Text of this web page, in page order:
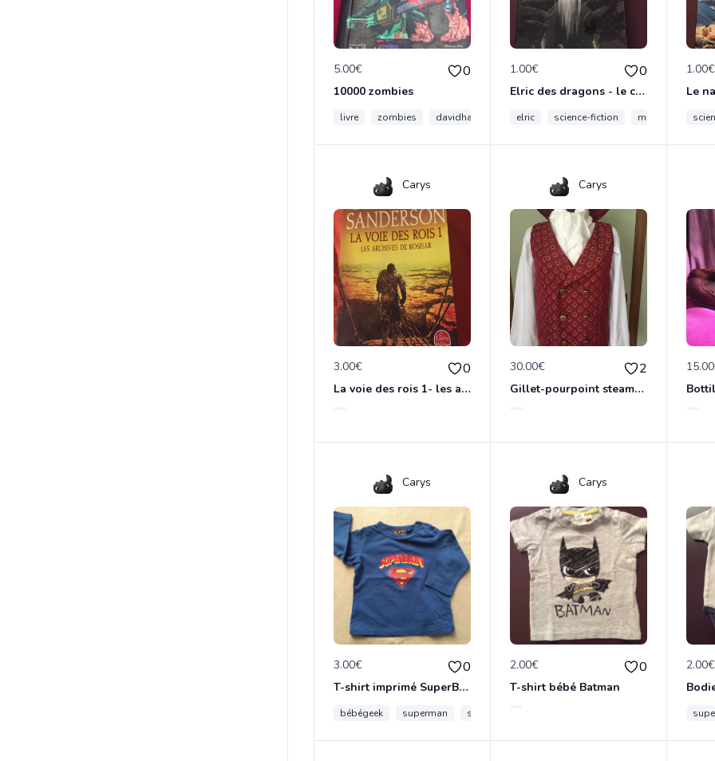
5.00€ 0
10000 zombies
livre zombies davidhartman halloween
1.00€ 0
Elric des dragons - le cycle d’Elric
elric science-fiction moorcock
1.00€
Carys
3.00€ 0
La voie des rois 1- les archives de Roshar- Brandon Sanderson
Carys
30.00€ 2
Gillet-pourpoint steampunk victorien - taille L
Carys
3.00€ 0
T-shirt imprimé SuperBaby
bébégeek superman superbaby
Carys
2.00€ 0
T-shirt bébé Batman
2.00€